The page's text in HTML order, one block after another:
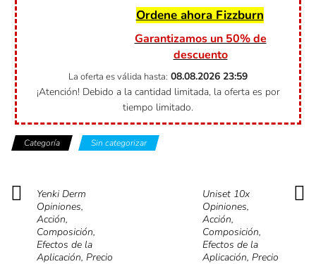
Ordene ahora Fizzburn
Garantizamos un 50% de
descuento
La oferta es válida hasta: 08.08.2026 23:59
¡Atención! Debido a la cantidad limitada, la oferta es por
tiempo limitado.
Categoría Sin categorizar
Yenki Derm
Opiniones,
Acción,
Composición,
Efectos de la
Aplicación, Precio
Uniset 10x
Opiniones,
Acción,
Composición,
Efectos de la
Aplicación, Precio